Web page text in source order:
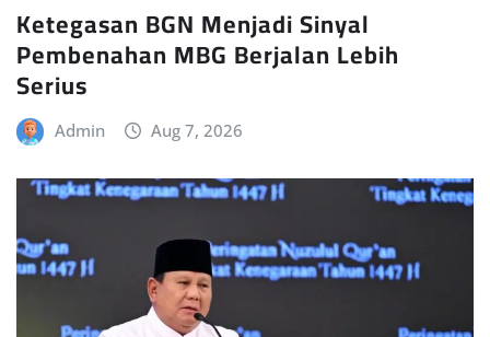
Ketegasan BGN Menjadi Sinyal
Pembenahan MBG Berjalan Lebih
Serius
Admin Aug 7, 2026